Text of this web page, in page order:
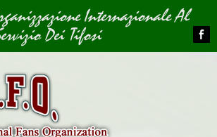
Internazionale Al
Dei Tifosi